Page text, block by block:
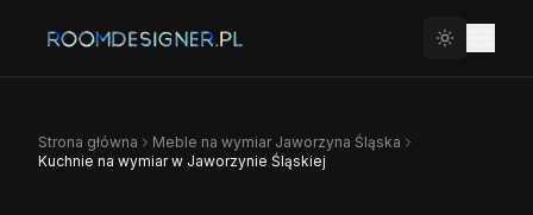
Strona główna Meble na wymiar Jaworzyna Śląska
Kuchnie na wymiar w Jaworzynie Śląskiej